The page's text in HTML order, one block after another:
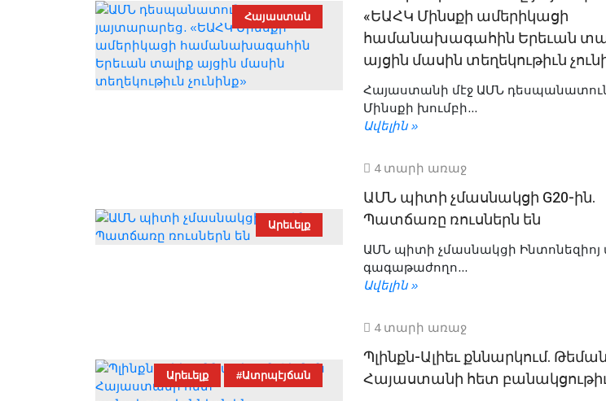
Հայաստան
«ԵԱՀԿ Մինսքի ամերիկացի
համանախագահին Երեւան
այցին մասին տեղեկութիւն
Հայաստանի մէջ ԱՄՆ
Մինսքի խումբի...
Ավելին »
Արեւելք
4 տարի առաջ
ԱՄՆ պիտի չմասնակցի G20-ին.
Պատճառը ռուսներն են
ԱՄՆ պիտի չմասնակցի Ինտոնեզիոյ
գագաթաժողո...
Ավելին »
Արեւելք #Ատրպէյճան
4 տարի առաջ
Պլինքն-Ալիեւ քննարկում. Թեման
Հայաստանի հետ